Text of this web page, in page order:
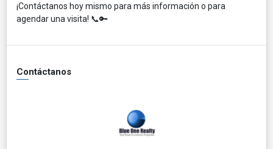
¡Contáctanos hoy mismo para más información o para
agendar una visita! 📞🔑
Contáctanos